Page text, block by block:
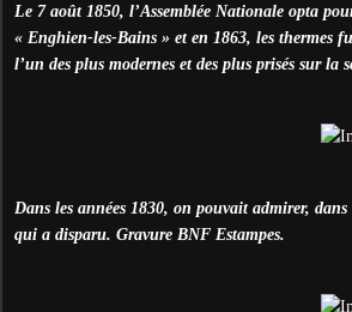
Le 7 août 1850, l’Assemblée Nationale opta
« Enghien-les-Bains » et en 1863, les thermes
l’un des plus modernes et des plus prisés sur
Dans les années 1830, on pouvait admirer,
qui a disparu. Gravure BNF Estampes.